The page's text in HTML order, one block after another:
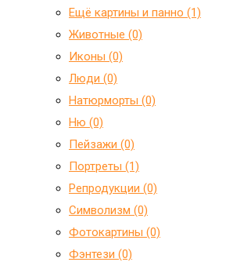
Ещё картины и панно (1)
Животные (0)
Иконы (0)
Люди (0)
Натюрморты (0)
Ню (0)
Пейзажи (0)
Портреты (1)
Репродукции (0)
Символизм (0)
Фотокартины (0)
Фэнтези (0)